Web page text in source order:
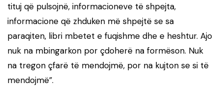
tituj që pulsojnë, informacioneve të shpejta,
informacione që zhduken më shpejtë se sa
paraqiten, libri mbetet e fuqishme dhe e heshtur. Ajo
nuk na mbingarkon por çdoherë na formëson. Nuk
na tregon çfarë të mendojmë, por na kujton se si të
mendojmë”.